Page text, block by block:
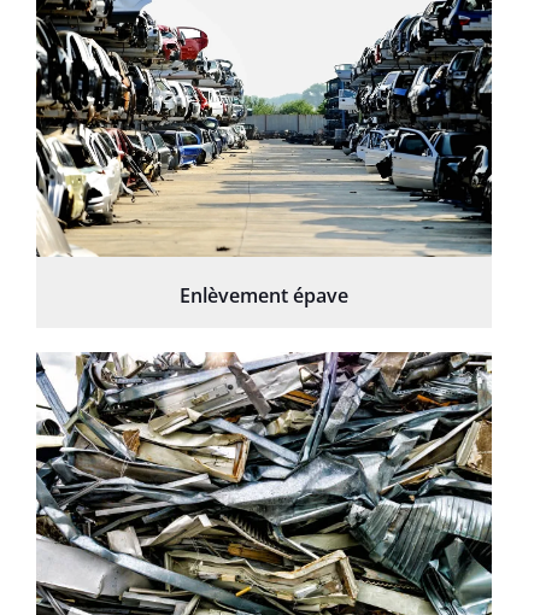
Enlèvement épave